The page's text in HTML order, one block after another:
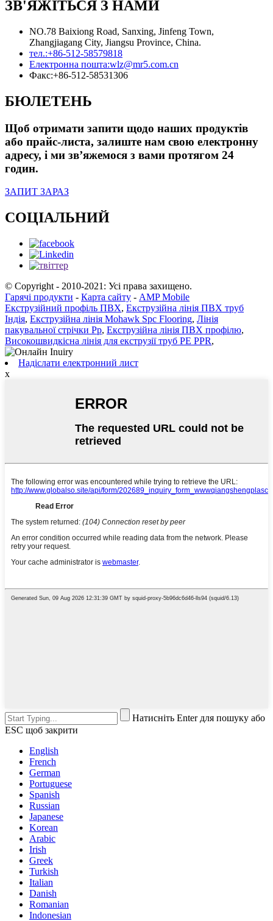
ЗВ'ЯЖІТЬСЯ З НАМИ
NO.78 Baixiong Road, Sanxing, Jinfeng Town,
Zhangjiagang City, Jiangsu Province, China.
тел.:+86-512-58579818
Електронна пошта:wlz@mr5.com.cn
Факс:+86-512-58531306
БЮЛЕТЕНЬ
Щоб отримати запити щодо наших продуктів
або прайс-листа, залиште нам свою електронну
адресу, і ми зв’яжемося з вами протягом 24
годин.
ЗАПИТ ЗАРАЗ
СОЦІАЛЬНИЙ
© Copyright - 2010-2021: Усі права захищено.
Гарячі продукти - Карта сайту - AMP Mobile
Екструзійний профіль ПВХ, Екструзійна лінія ПВХ труб
Індія, Екструзійна лінія Mohawk Spc Flooring, Лінія
пакувальної стрічки Pp, Екструзійна лінія ПВХ профілю,
Високошвидкісна лінія для екструзії труб PE PPR,
Надіслати електронний лист
x
Натисніть Enter для пошуку або
ESC щоб закрити
English
French
German
Portuguese
Spanish
Russian
Japanese
Korean
Arabic
Irish
Greek
Turkish
Italian
Danish
Romanian
Indonesian